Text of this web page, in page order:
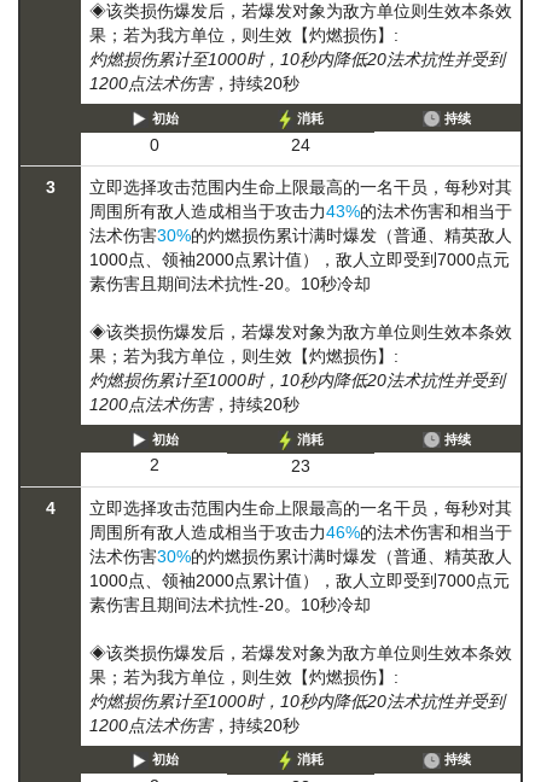
◈该类损伤爆发后，若爆发对象为敌方单位则生效本条效
果；若为我方单位，则生效【灼燃损伤】:
灼燃损伤累计至1000时，10秒内降低20法术抗性并受到
1200点法术伤害，持续20秒
初始
0
消耗
24
持续
3
立即选择攻击范围内生命上限最高的一名干员，每秒对其
周围所有敌人造成相当于攻击力43%的法术伤害和相当于
法术伤害30%的灼燃损伤累计满时爆发（普通、精英敌人
1000点、领袖2000点累计值），敌人立即受到7000点元
素伤害且期间法术抗性-20。10秒冷却
◈该类损伤爆发后，若爆发对象为敌方单位则生效本条效
果；若为我方单位，则生效【灼燃损伤】:
灼燃损伤累计至1000时，10秒内降低20法术抗性并受到
1200点法术伤害，持续20秒
初始
2
消耗
23
持续
4
立即选择攻击范围内生命上限最高的一名干员，每秒对其
周围所有敌人造成相当于攻击力46%的法术伤害和相当于
法术伤害30%的灼燃损伤累计满时爆发（普通、精英敌人
1000点、领袖2000点累计值），敌人立即受到7000点元
素伤害且期间法术抗性-20。10秒冷却
◈该类损伤爆发后，若爆发对象为敌方单位则生效本条效
果；若为我方单位，则生效【灼燃损伤】:
灼燃损伤累计至1000时，10秒内降低20法术抗性并受到
1200点法术伤害，持续20秒
初始 消耗 持续